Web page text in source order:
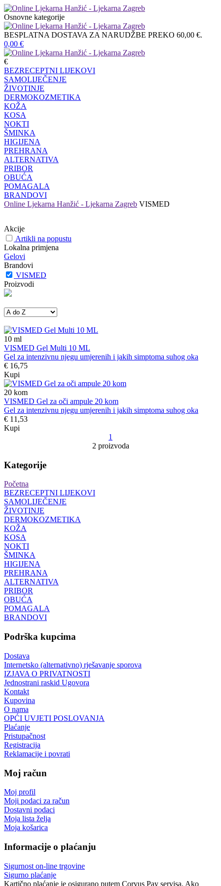
Osnovne kategorije
BESPLATNA DOSTAVA ZA NARUDŽBE PREKO 60,00 €.
0,00 €
€
BEZRECEPTNI LIJEKOVI
SAMOLIJEČENJE
ŽIVOTINJE
DERMOKOZMETIKA
KOŽA
KOSA
NOKTI
ŠMINKA
HIGIJENA
PREHRANA
ALTERNATIVA
PRIBOR
OBUĆA
POMAGALA
BRANDOVI
Online Ljekarna Hanžić - Ljekarna Zagreb VISMED
Akcije
Artikli na popustu
Lokalna primjena
Gelovi
Brandovi
VISMED
Proizvodi
10 ml
VISMED Gel Multi 10 ML
Gel za intenzivnu njegu umjerenih i jakih simptoma suhog oka
€ 16,75
Kupi
20 kom
VISMED Gel za oči ampule 20 kom
Gel za intenzivnu njegu umjerenih i jakih simptoma suhog oka
€ 11,53
Kupi
1
2 proizvoda
Kategorije
Početna
BEZRECEPTNI LIJEKOVI
SAMOLIJEČENJE
ŽIVOTINJE
DERMOKOZMETIKA
KOŽA
KOSA
NOKTI
ŠMINKA
HIGIJENA
PREHRANA
ALTERNATIVA
PRIBOR
OBUĆA
POMAGALA
BRANDOVI
Podrška kupcima
Dostava
Internetsko (alternativno) rješavanje sporova
IZJAVA O PRIVATNOSTI
Jednostrani raskid Ugovora
Kontakt
Kupovina
O nama
OPĆI UVJETI POSLOVANJA
Plaćanje
Pristupačnost
Registracija
Reklamacije i povrati
Moj račun
Moj profil
Moji podaci za račun
Dostavni podaci
Moja lista želja
Moja košarica
Informacije o plaćanju
Sigurnost on-line trgovine
Sigurno plaćanje
Kartično plaćanje je osigurano putem Corvus Pay servisa. Ako